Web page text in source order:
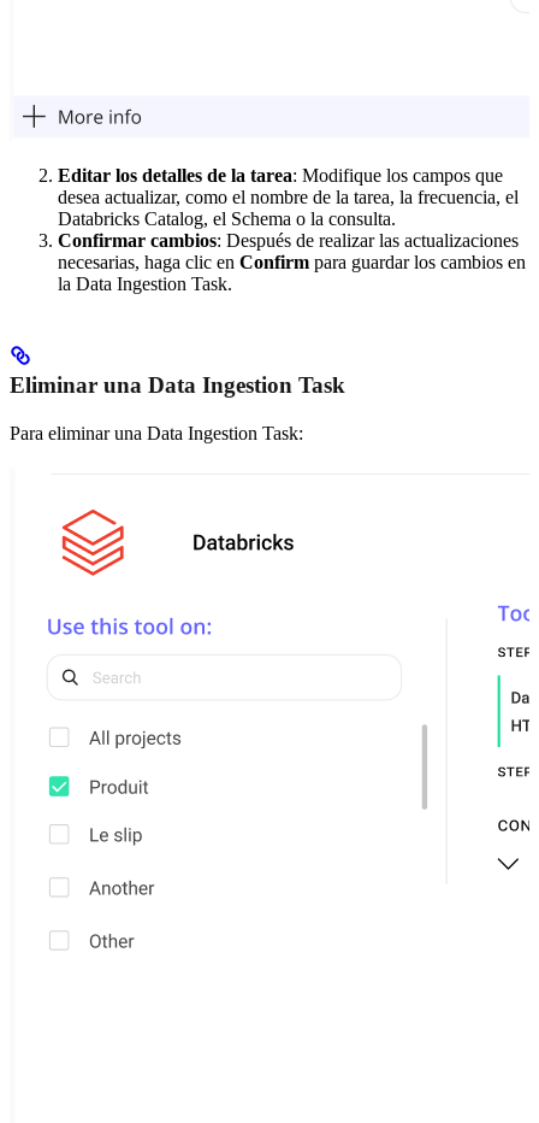
Editar los detalles de la tarea: Modifique los campos que
desea actualizar, como el nombre de la tarea, la frecuencia, el
Databricks Catalog, el Schema o la consulta.
Confirmar cambios: Después de realizar las actualizaciones
necesarias, haga clic en Confirm para guardar los cambios en
la Data Ingestion Task.
Eliminar una Data Ingestion Task
Para eliminar una Data Ingestion Task: